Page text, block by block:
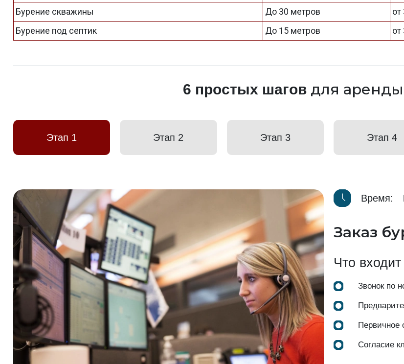
Бурение скважины
До 30 метров
от
Бурение под септик
До 15 метров от
6 простых шагов для
Этап 1 Этап 2 Этап 3 Этап 4
Время:
Заказ
Что входит
Звонок по
Первичное
Согласие